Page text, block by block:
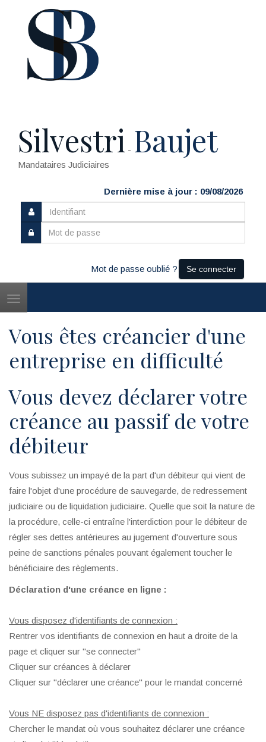
Silvestri - Baujet
Mandataires Judiciaires
Dernière mise à jour : 09/08/2026
Mot de passe oublié ? Se connecter
Toggle
Vous êtes créancier d'une
entreprise en difficulté
Vous devez déclarer votre
créance au passif de votre
débiteur
Vous subissez un impayé de la part d'un débiteur qui vient de
faire l'objet d'une procédure de sauvegarde, de redressement
judiciaire ou de liquidation judiciaire. Quelle que soit la nature de
la procédure, celle-ci entraîne l'interdiction pour le débiteur de
régler ses dettes antérieures au jugement d'ouverture sous
peine de sanctions pénales pouvant également toucher le
bénéficiaire des règlements.
Déclaration d'une créance en ligne :
Vous disposez d'identifiants de connexion :
Rentrer vos identifiants de connexion en haut a droite de la
page et cliquer sur "se connecter"
Cliquer sur créances à déclarer
Cliquer sur "déclarer une créance" pour le mandat concerné
Vous NE disposez pas d'identifiants de connexion :
Chercher le mandat où vous souhaitez déclarer une créance